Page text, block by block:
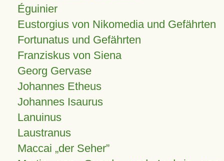
Éguinier
Eustorgius von Nikomedia und Gefährten
Fortunatus und Gefährten
Franziskus von Siena
Georg Gervase
Johannes Etheus
Johannes Isaurus
Lanuinus
Laustranus
Maccai „der Seher”